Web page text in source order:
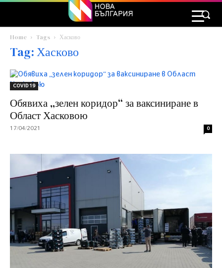
Home Tags Хасково
Tag: Хасково
COVID 19
Обявиха „зелен коридор“ за ваксиниране в
Област Хасковою
17/04/2021 0